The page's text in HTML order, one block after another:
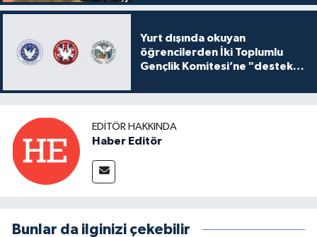
Yurt dışında okuyan
öğrencilerden İki Toplumlu
Gençlik Komitesi’ne "destek
EDITÖR HAKKINDA
Haber Editör
Bunlar da ilginizi çekebilir